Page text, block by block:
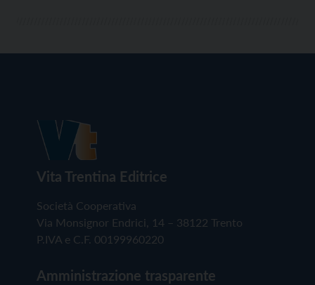
Vita Trentina Editrice
Società Cooperativa
Via Monsignor Endrici, 14 – 38122 Trento
P.IVA e C.F. 00199960220
Amministrazione trasparente